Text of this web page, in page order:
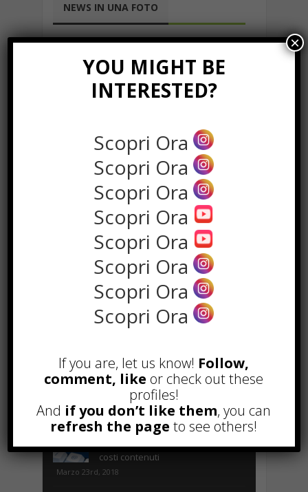
NEWS IN UNA FOTO
POPOLARI
Alcuni trucchi per avere un blog di
successo
Novembre 22nd, 2016
Comprare visite YouTube: i 5
Parcheggiare low-cost a Torino
Gennaio 24th, 2017
Consigli per intraprendere un
business on-line efficiente e a
costi contenuti
Marzo 23rd, 2018
YOU MIGHT BE
INTERESTED?
Scopri Ora
Scopri Ora
Scopri Ora
Scopri Ora
Scopri Ora
Scopri Ora
Scopri Ora
Scopri Ora
If you are, let us know! Follow,
comment, like or check out these
profiles!
And if you don’t like them, you can
refresh the page to see others!
×